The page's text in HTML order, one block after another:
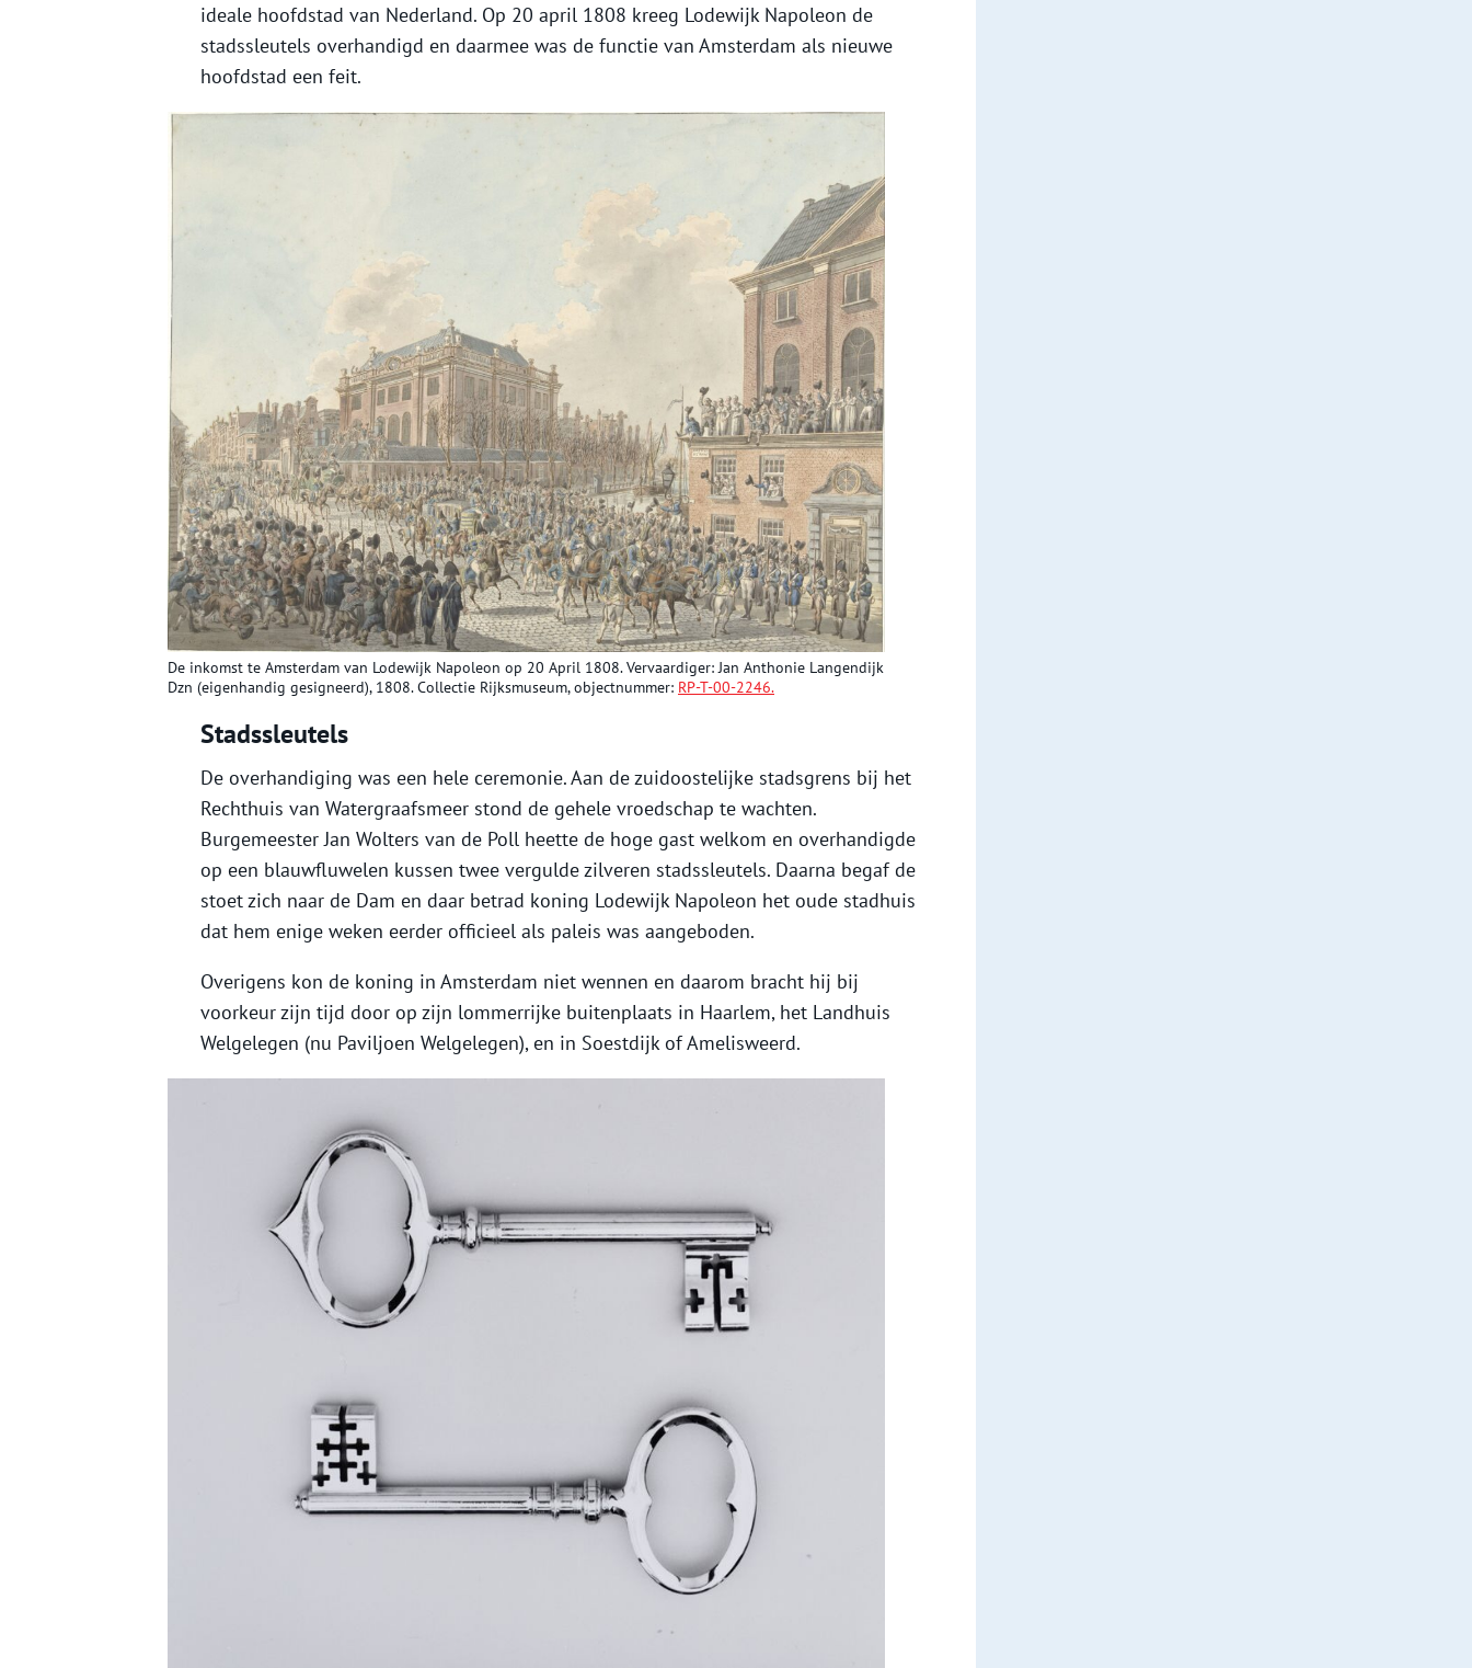
ideale hoofdstad van Nederland. Op 20 april 1808 kreeg Lodewijk Napoleon de
stadssleutels overhandigd en daarmee was de functie van Amsterdam als nieuwe
hoofdstad een feit.
De inkomst te Amsterdam van Lodewijk Napoleon op 20 April 1808. Vervaardiger: Jan Anthonie Langendijk
Dzn (eigenhandig gesigneerd), 1808. Collectie Rijksmuseum, objectnummer: RP-T-00-2246.
Stadssleutels
De overhandiging was een hele ceremonie. Aan de zuidoostelijke stadsgrens bij het
Rechthuis van Watergraafsmeer stond de gehele vroedschap te wachten.
Burgemeester Jan Wolters van de Poll heette de hoge gast welkom en overhandigde
op een blauwfluwelen kussen twee vergulde zilveren stadssleutels. Daarna begaf de
stoet zich naar de Dam en daar betrad koning Lodewijk Napoleon het oude stadhuis
dat hem enige weken eerder officieel als paleis was aangeboden.
Overigens kon de koning in Amsterdam niet wennen en daarom bracht hij bij
voorkeur zijn tijd door op zijn lommerrijke buitenplaats in Haarlem, het Landhuis
Welgelegen (nu Paviljoen Welgelegen), en in Soestdijk of Amelisweerd.